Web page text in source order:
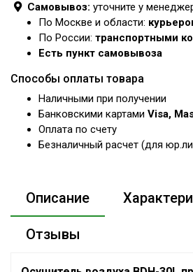
Самовывоз: уточните у
По Москве и области:
По России: транспортными
Есть пункт самовывоза
Способы оплаты товара
Наличными при получении
Банковскими картами Visa,
Оплата по счету
Безналичный расчет (для
Описание
Отзывы